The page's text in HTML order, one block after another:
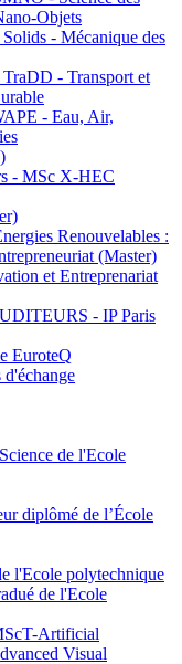
Objets
- Mécanique des
- Transport et
- Eau, Air,
- MSc X-HEC
Renouvelables :
(Master)
et Entreprenariat
- IP Paris
EuroteQ
de l'Ecole
diplômé de l’École
l'Ecole polytechnique
de l'Ecole
Artificial
Visual